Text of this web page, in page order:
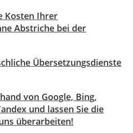
Kosten Ihrer
Abstriche bei der
Übersetzungsdienste
von Google, Bing,
und lassen Sie die
überarbeiten!